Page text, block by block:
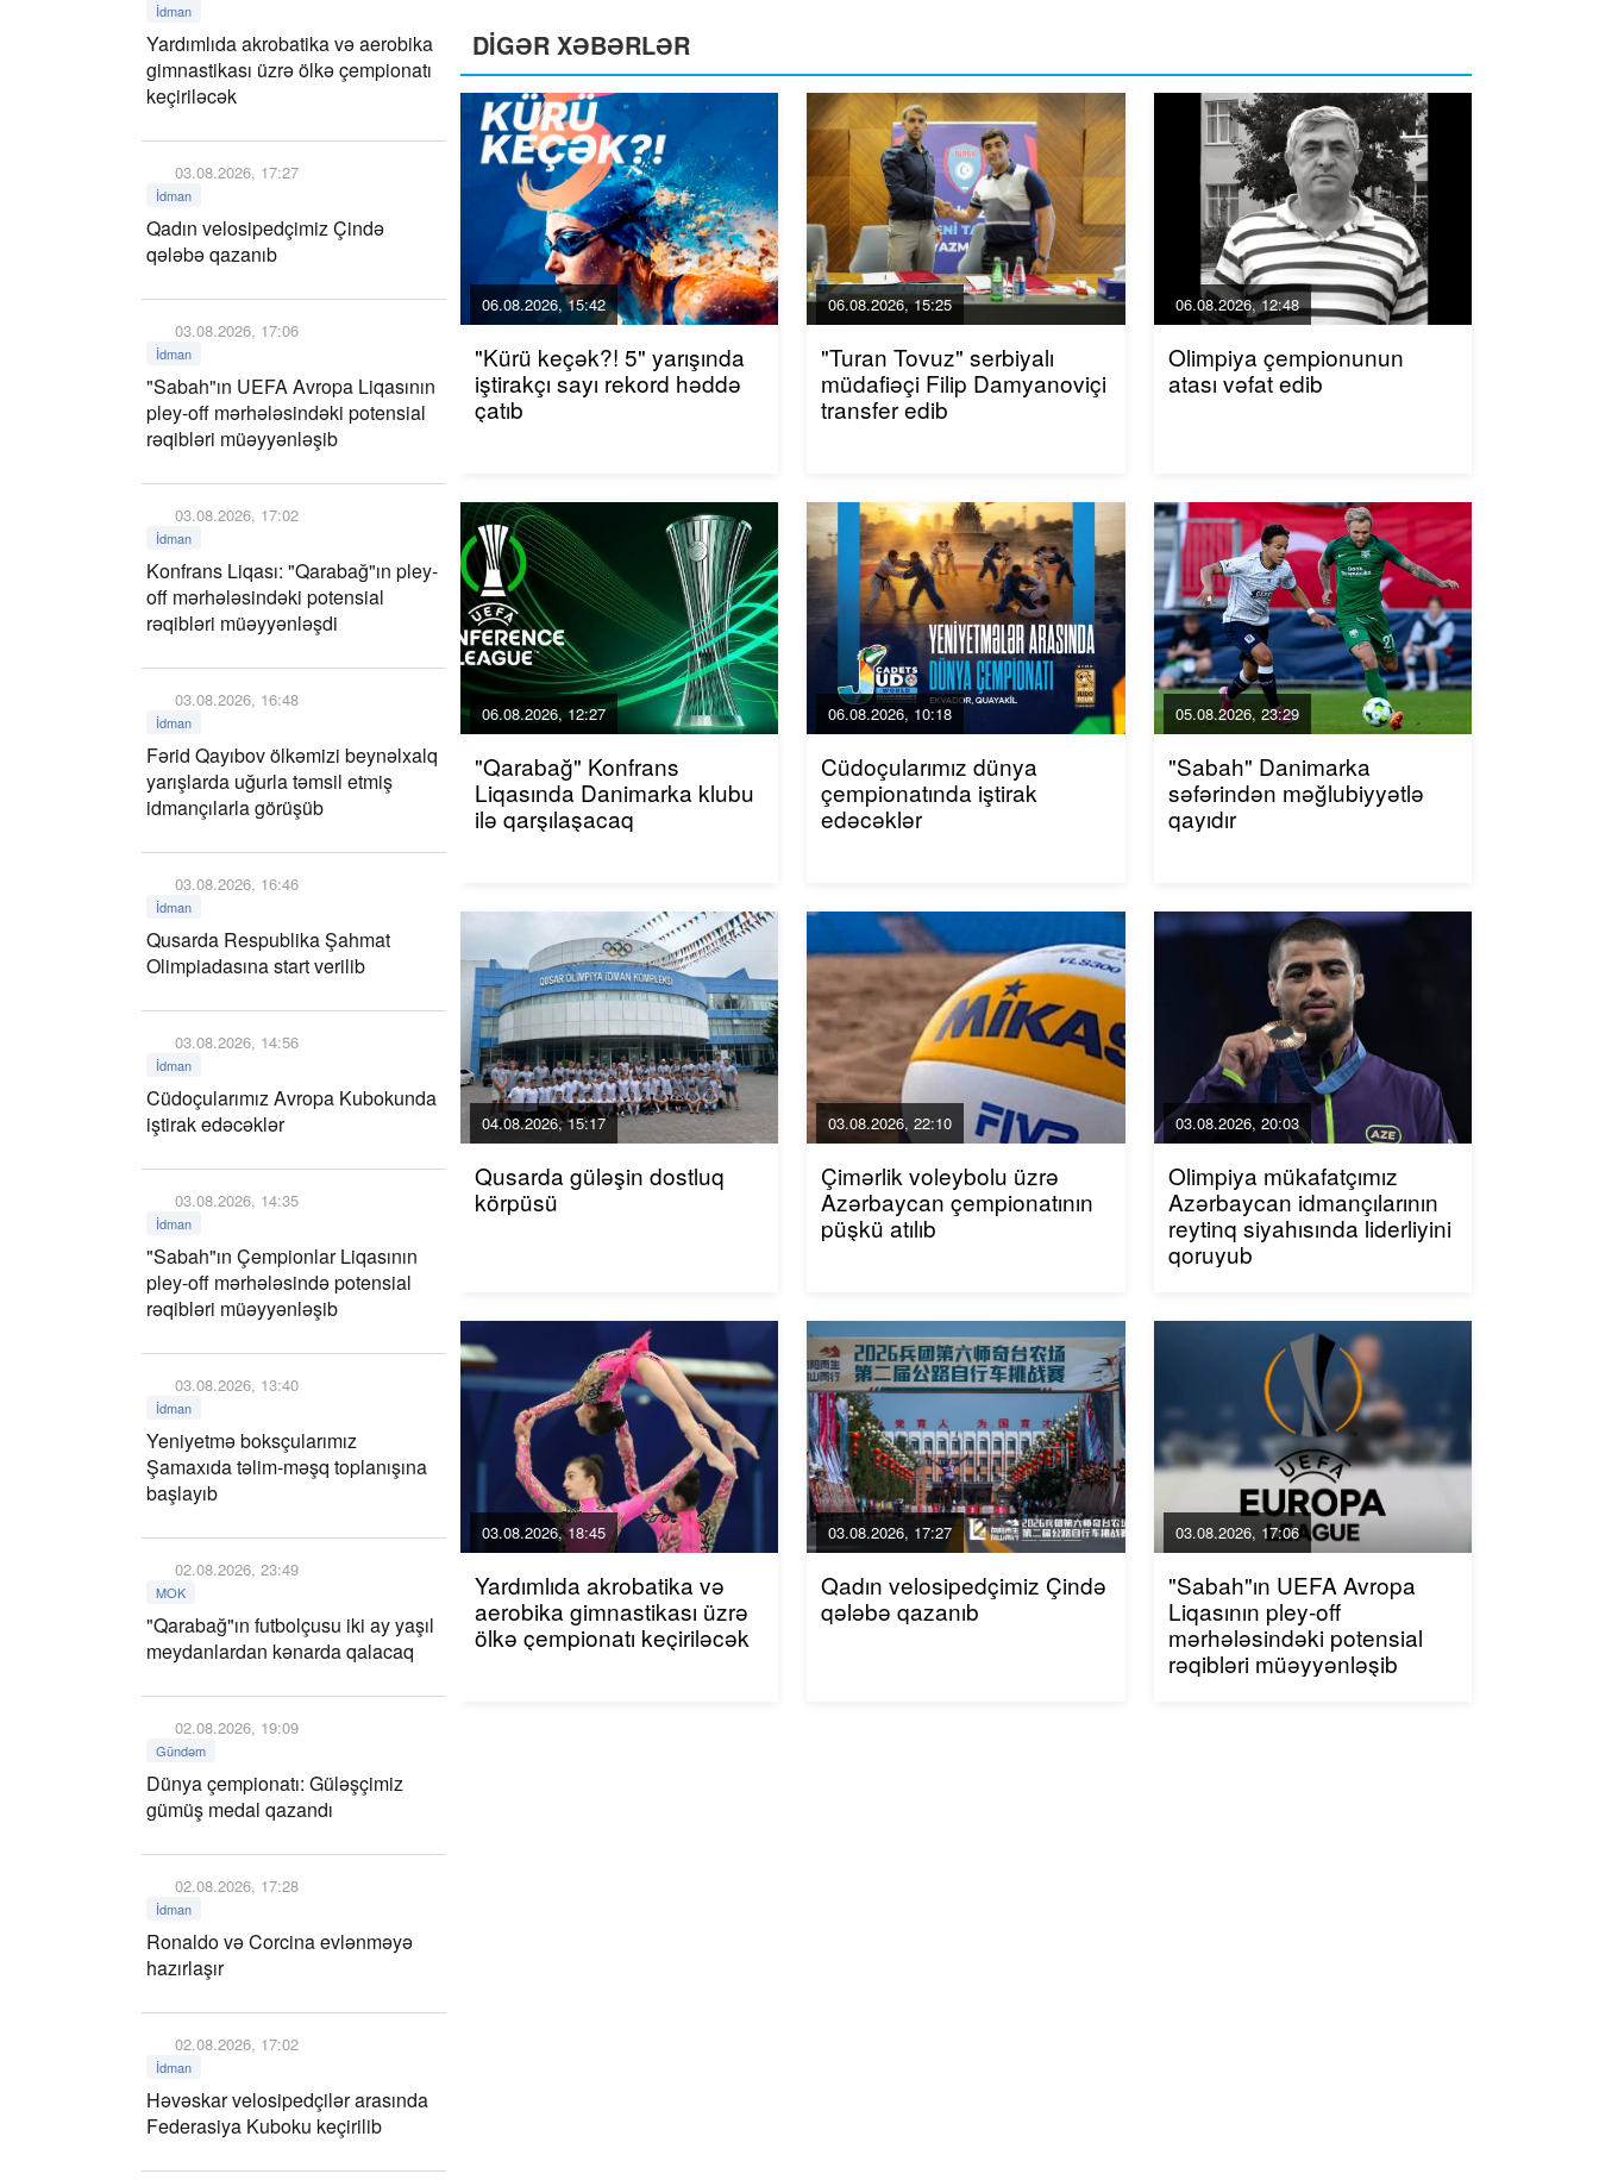
İdman
Yardımlıda akrobatika və aerobika
gimnastikası üzrə ölkə çempionatı
keçiriləcək
03.08.2026, 17:27
İdman
Qadın velosipedçimiz Çində
qələbə qazanıb
03.08.2026, 17:06
İdman
"Sabah"ın UEFA Avropa Liqasının
pley-off mərhələsindəki potensial
rəqibləri müəyyənləşib
03.08.2026, 17:02
İdman
Konfrans Liqası: "Qarabağ"ın pley-
off mərhələsindəki potensial
rəqibləri müəyyənləşdi
03.08.2026, 16:48
İdman
Fərid Qayıbov ölkəmizi beynəlxalq
yarışlarda uğurla təmsil etmiş
idmançılarla görüşüb
03.08.2026, 16:46
İdman
Qusarda Respublika Şahmat
Olimpiadasına start verilib
03.08.2026, 14:56
İdman
Cüdoçularımız Avropa Kubokunda
iştirak edəcəklər
03.08.2026, 14:35
İdman
"Sabah"ın Çempionlar Liqasının
pley-off mərhələsində potensial
rəqibləri müəyyənləşib
03.08.2026, 13:40
İdman
Yeniyetmə boksçularımız
Şamaxıda təlim-məşq toplanışına
başlayıb
02.08.2026, 23:49
MOK
"Qarabağ"ın futbolçusu iki ay yaşıl
meydanlardan kənarda qalacaq
02.08.2026, 19:09
Gündəm
Dünya çempionatı: Güləşçimiz
gümüş medal qazandı
02.08.2026, 17:28
İdman
Ronaldo və Corcina evlənməyə
hazırlaşır
02.08.2026, 17:02
İdman
Həvəskar velosipedçilər arasında
Federasiya Kuboku keçirilib
DİGƏR XƏBƏRLƏR
06.08.2026, 15:42
"Kürü keçək?! 5" yarışında
iştirakçı sayı rekord həddə
çatıb
06.08.2026, 15:25
"Turan Tovuz" serbiyalı
müdafiəçi Filip Damyanoviçi
transfer edib
06.08.2026, 12:48
Olimpiya çempionunun
atası vəfat edib
06.08.2026, 12:27
"Qarabağ" Konfrans
Liqasında Danimarka klubu
ilə qarşılaşacaq
06.08.2026, 10:18
Cüdoçularımız dünya
çempionatında iştirak
edəcəklər
05.08.2026, 23:29
"Sabah" Danimarka
səfərindən məğlubiyyətlə
qayıdır
04.08.2026, 15:17
Qusarda güləşin dostluq
körpüsü
03.08.2026, 22:10
Çimərlik voleybolu üzrə
Azərbaycan çempionatının
püşkü atılıb
03.08.2026, 20:03
Olimpiya mükafatçımız
Azərbaycan idmançılarının
reytinq siyahısında liderliyini
qoruyub
03.08.2026, 18:45
Yardımlıda akrobatika və
aerobika gimnastikası üzrə
ölkə çempionatı keçiriləcək
03.08.2026, 17:27
Qadın velosipedçimiz Çində
qələbə qazanıb
03.08.2026, 17:06
"Sabah"ın UEFA Avropa
Liqasının pley-off
mərhələsindəki potensial
rəqibləri müəyyənləşib